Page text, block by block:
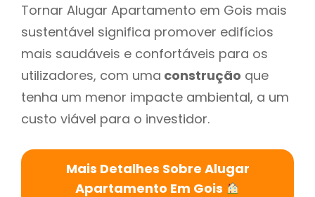
Tornar Alugar Apartamento em Gois mais
sustentável significa promover edifícios
mais saudáveis e confortáveis para os
utilizadores, com uma construção que
tenha um menor impacte ambiental, a um
custo viável para o investidor.
Mais Detalhes Sobre Alugar
Apartamento Em Gois